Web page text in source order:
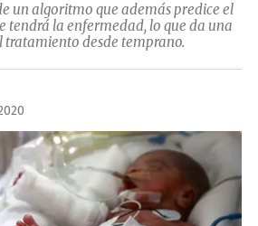
un algoritmo que además predice el
tendrá la enfermedad, lo que da una
desde temprano.